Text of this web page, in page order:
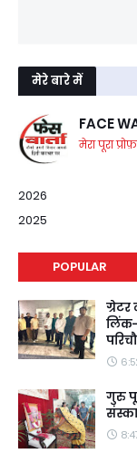
मेरे बारे में
FACE
मेरा पूरा
2026
2025
POPULAR
लिंक-
गुरु